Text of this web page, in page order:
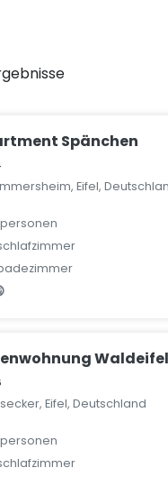
Spänchen
Eifel,
Waldeifel
Eifel, Deutschland